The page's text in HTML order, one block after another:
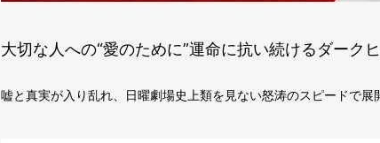
大切な人への“愛のために”運命に抗い続けるダーク
嘘と真実が入り乱れ、日曜劇場史上類を見ない怒涛のスピードで